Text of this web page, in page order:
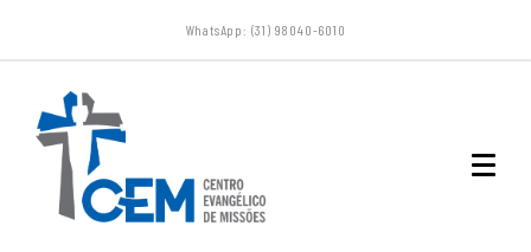
WhatsApp: (31) 98040-6010